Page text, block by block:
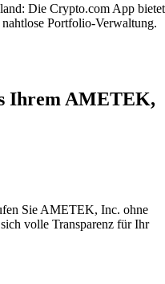
Die Crypto.com App bietet
Portfolio-Verwaltung.
Ihrem AMETEK,
Sie AMETEK, Inc. ohne
volle Transparenz für Ihr